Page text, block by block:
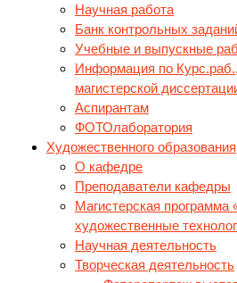
Научная работа
Банк контрольных
Учебные и выпускные
Информация по
магистерской
Аспирантам
ФОТОлаборатория
Художественного образования
О кафедре
Преподаватели кафедры
Магистерская программа
художественные
Научная деятельность
Творческая деятельность